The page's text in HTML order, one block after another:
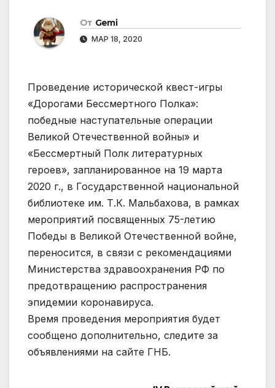
От Gemi
МАР 18, 2020
Проведение исторической квест-игры
«Дорогами Бессмертного Полка»:
победные наступательные операции
Великой Отечественной войны» и
«Бессмертный Полк литературных
героев», запланированное на 19 марта
2020 г., в Государственной национальной
библиотеке им. Т.К. Мальбахова, в рамках
мероприятий посвященных 75-летию
Победы в Великой Отечественной войне,
переносится, в связи с рекомендациями
Министерства здравоохранения РФ по
предотвращению распространения
эпидемии коронавируса.
Время проведения мероприятия будет
сообщено дополнительно, следите за
объявлениями на сайте ГНБ.